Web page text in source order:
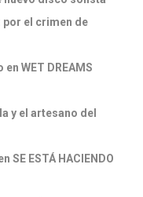
el crimen de
WET DREAMS
y el artesano del
ESTÁ HACIENDO